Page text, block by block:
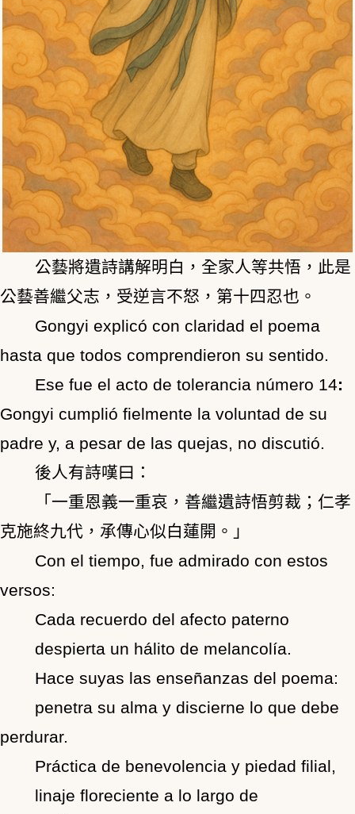
公藝將遺詩講解明白，全家人等共悟，此是
公藝善繼父志，受逆言不怒，第十四忍也。
Gongyi explicó con claridad el poema
hasta que todos comprendieron su sentido.
Ese fue el acto de tolerancia número 14:
Gongyi cumplió fielmente la voluntad de su
padre y, a pesar de las quejas, no discutió.
後人有詩嘆曰：
「一重恩義一重哀，善繼遺詩悟剪裁；仁孝
克施終九代，承傳心似白蓮開。」
Con el tiempo, fue admirado con estos
versos:
Cada recuerdo del afecto paterno
despierta un hálito de melancolía.
Hace suyas las enseñanzas del poema:
penetra su alma y discierne lo que debe
perdurar.
Práctica de benevolencia y piedad filial,
linaje floreciente a lo largo de